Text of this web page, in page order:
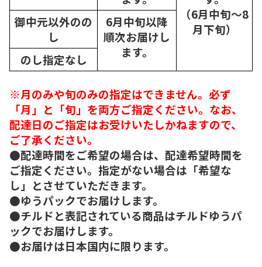
（6月中旬～8
月下旬）
御中元以外のの
し
6月中旬以降
順次お届けし
ます。
のし指定なし
※月のみや旬のみの指定はできません。必ず
「月」と「旬」を両方ご指定ください。なお、
配達日のご指定はお受けいたしかねますので、
ご了承ください。
●配達時間をご希望の場合は、配達希望時間を
ご指定ください。指定がない場合は「希望な
し」とさせていただきます。
●ゆうパックでお届けします。
●チルドと表記されている商品はチルドゆうパ
ックでお届けします。
●お届けは日本国内に限ります。